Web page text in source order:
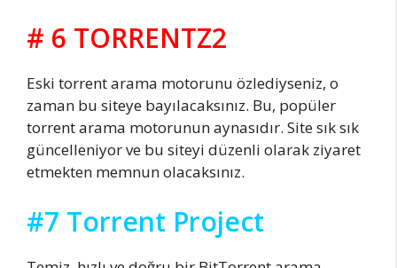
# 6 TORRENTZ2
Eski torrent arama motorunu özlediyseniz, o
zaman bu siteye bayılacaksınız. Bu, popüler
torrent arama motorunun aynasıdır. Site sık sık
güncelleniyor ve bu siteyi düzenli olarak ziyaret
etmekten memnun olacaksınız.
#7 Torrent Project